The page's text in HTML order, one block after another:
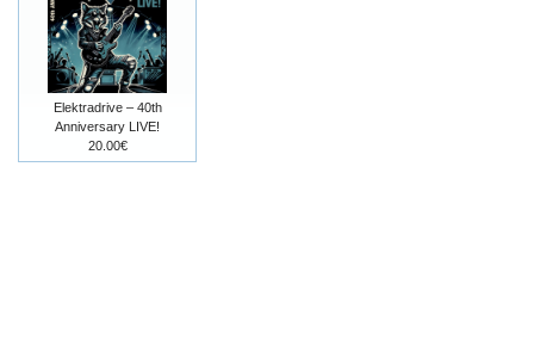
Elektradrive – 40th
Anniversary LIVE!
20.00€